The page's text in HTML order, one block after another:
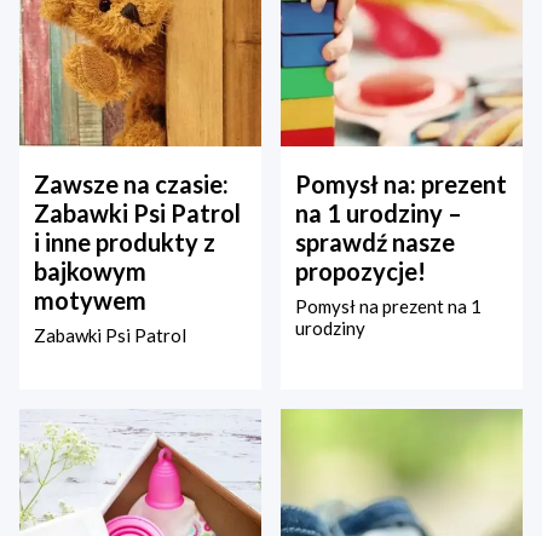
Zawsze na czasie:
Zabawki Psi Patrol
i inne produkty z
bajkowym
motywem
Zabawki Psi Patrol
Pomysł na: prezent
na 1 urodziny –
sprawdź nasze
propozycje!
Pomysł na prezent na 1
urodziny